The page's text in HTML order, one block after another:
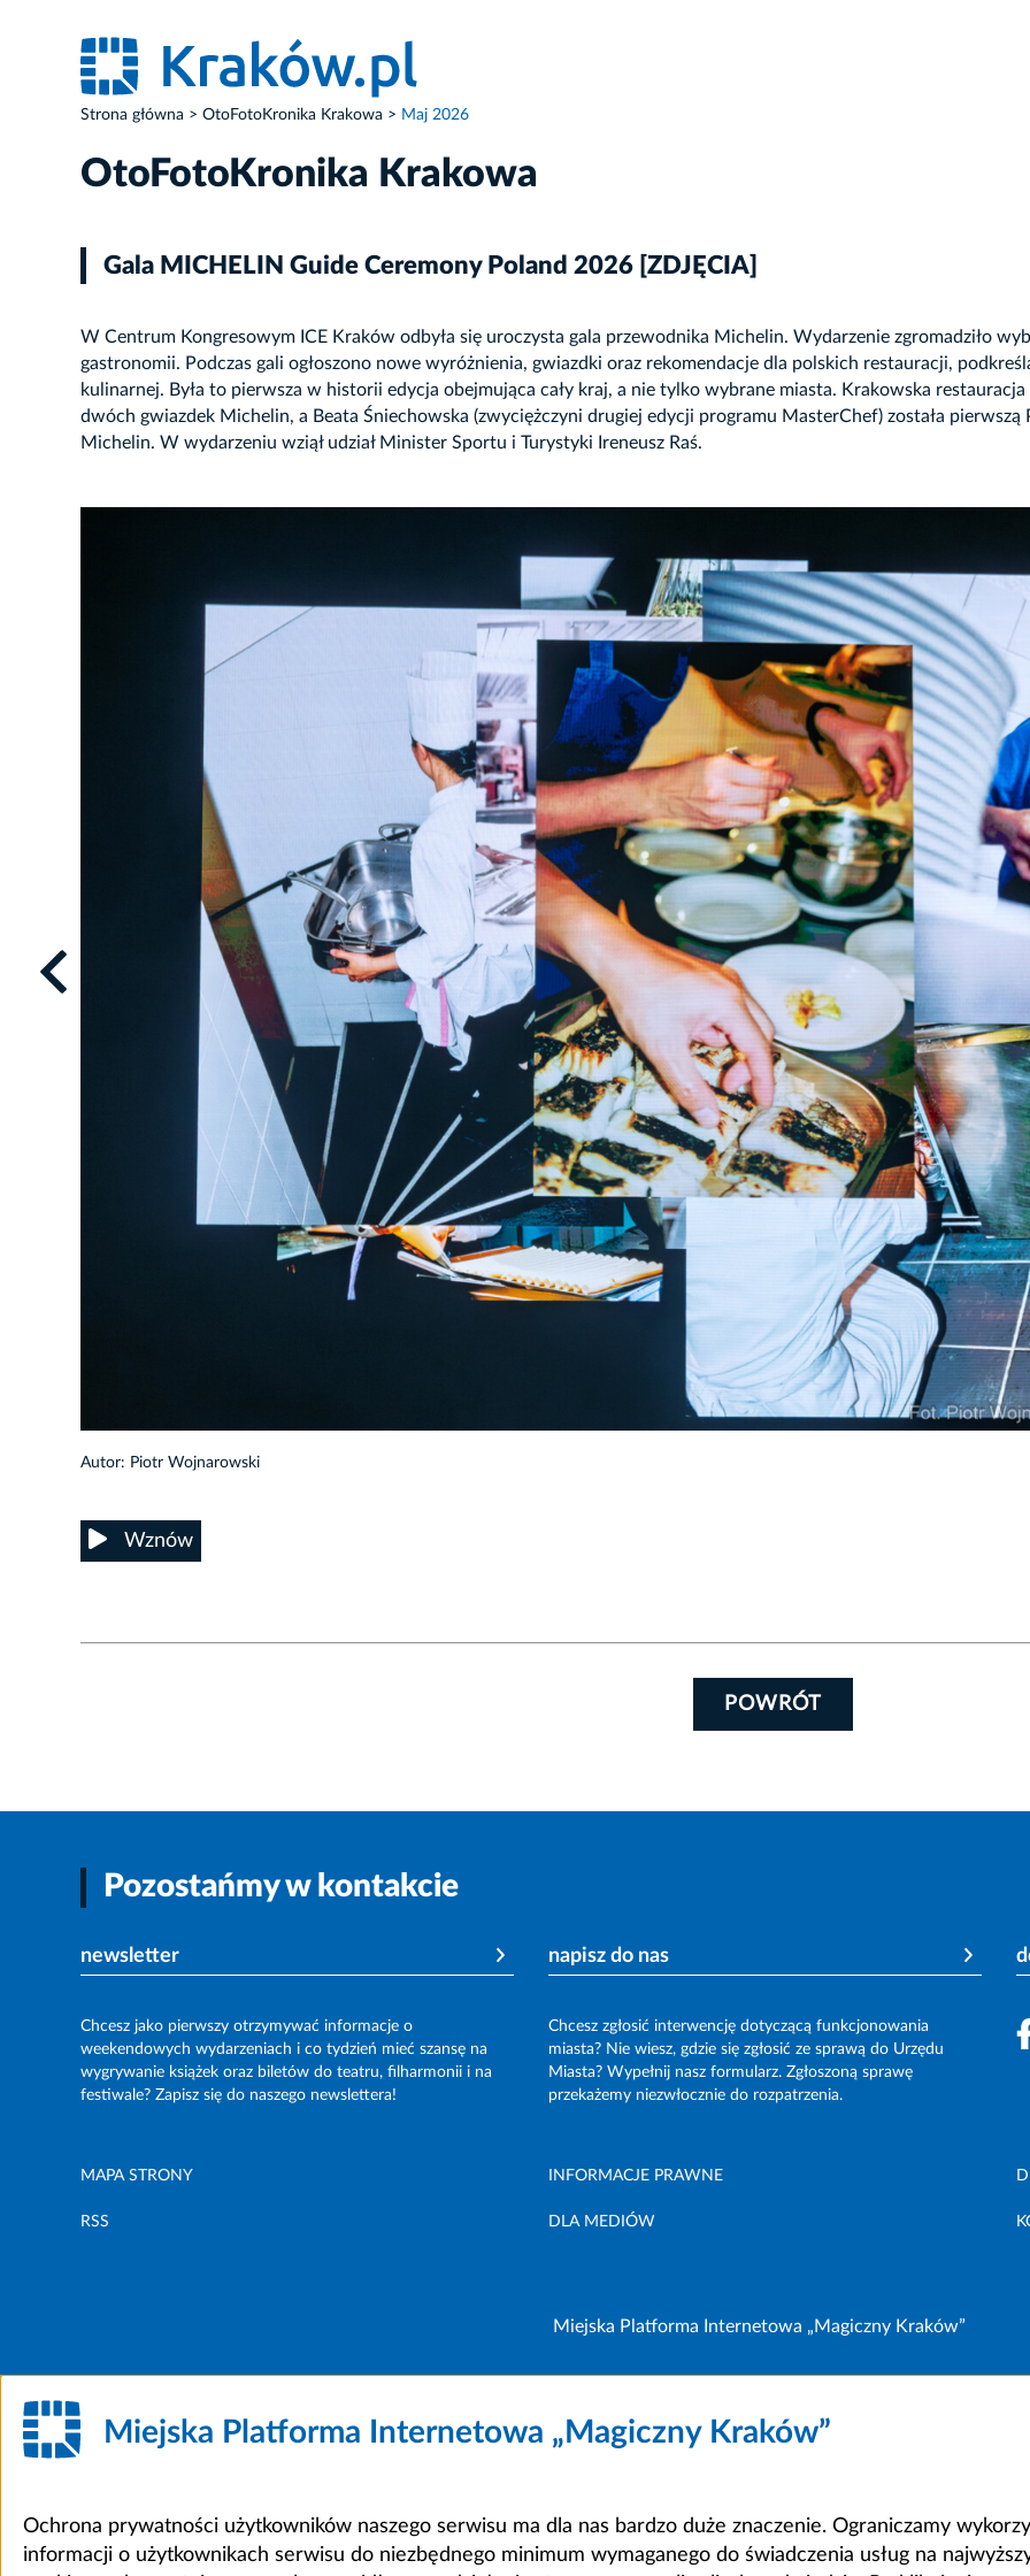
Strona główna OtoFotoKronika Krakowa Maj 2026
OtoFotoKronika Krakowa
Gala MICHELIN Guide Ceremony Poland 2026 [ZDJĘCIA]
W Centrum Kongresowym ICE Kraków odbyła się uroczysta gala przewodnika Michelin. Wydarzenie zgromadziło
gastronomii. Podczas gali ogłoszono nowe wyróżnienia, gwiazdki oraz rekomendacje dla polskich restauracji,
kulinarnej. Była to pierwsza w historii edycja obejmująca cały kraj, a nie tylko wybrane miasta. Krakowska
dwóch gwiazdek Michelin, a Beata Śniechowska (zwyciężczyni drugiej edycji programu MasterChef) została
Michelin. W wydarzeniu wziął udział Minister Sportu i Turystyki Ireneusz Raś.
Autor: Piotr Wojnarowski
Wznów
POWRÓT
Pozostańmy w kontakcie
newsletter
Chcesz jako pierwszy otrzymywać informacje o
weekendowych wydarzeniach i co tydzień mieć szansę na
wygrywanie książek oraz biletów do teatru, filharmonii i na
festiwale? Zapisz się do naszego newslettera!
napisz do nas
Chcesz zgłosić interwencję dotyczącą funkcjonowania
miasta? Nie wiesz, gdzie się zgłosić ze sprawą do Urzędu
Miasta? Wypełnij nasz formularz. Zgłoszoną sprawę
przekażemy niezwłocznie do rozpatrzenia.
MAPA STRONY INFORMACJE PRAWNE
RSS DLA MEDIÓW
Miejska Platforma Internetowa „Magiczny Kraków”
Miejska Platforma Internetowa „Magiczny Kraków”
Ochrona prywatności użytkowników naszego serwisu ma dla nas bardzo duże znaczenie. Ograniczamy
informacji o użytkownikach serwisu do niezbędnego minimum wymaganego do świadczenia usług na